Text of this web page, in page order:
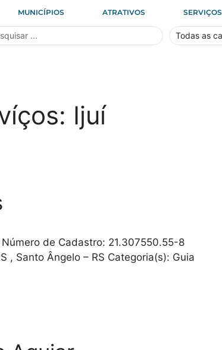
MUNICÍPIOS ATRATIVOS SERVIÇOS
Ijuí
de Cadastro: 21.307550.55-8
, Santo Ângelo – RS Categoria(s): Guia